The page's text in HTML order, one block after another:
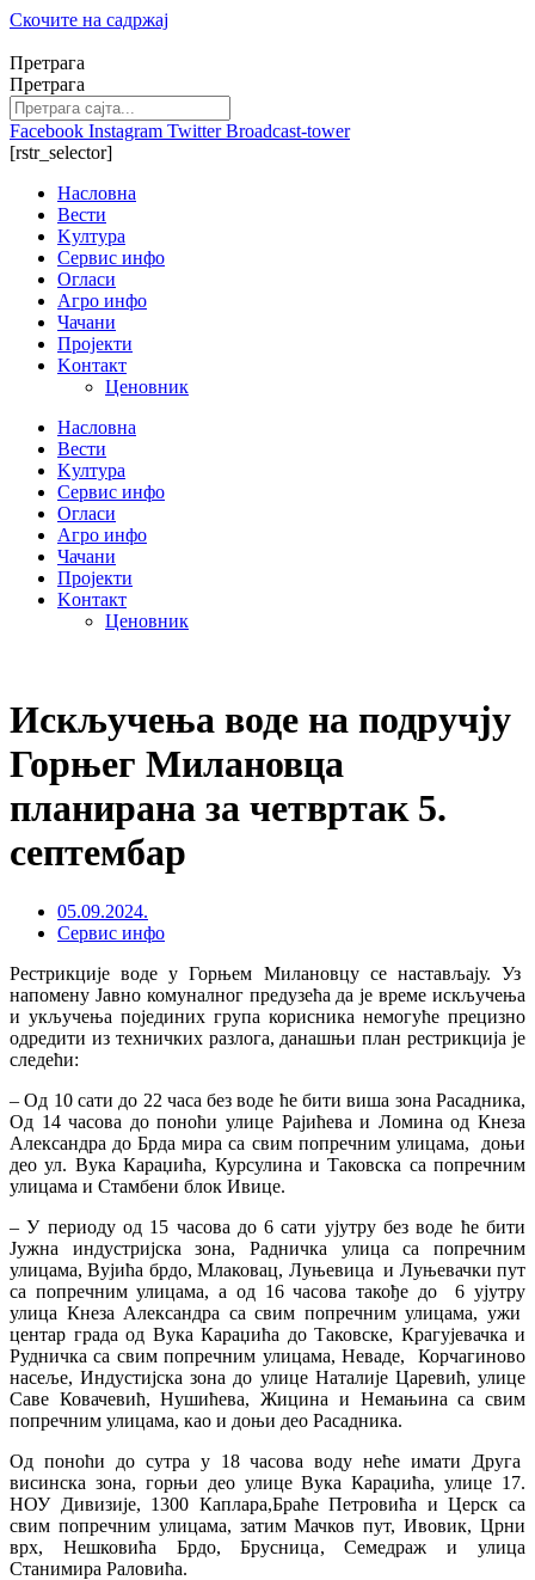
Скочите на садржај
Претрага
Претрага
Facebook Instagram Twitter Broadcast-tower
[rstr_selector]
Насловна
Вести
Kултура
Сервис инфо
Огласи
Агро инфо
Чачани
Пројекти
Kонтакт
Ценовник
Насловна
Вести
Kултура
Сервис инфо
Огласи
Агро инфо
Чачани
Пројекти
Kонтакт
Ценовник
Искључења воде на подручју
Горњег Милановца
планирана за четвртак 5.
септембар
05.09.2024.
Сервис инфо
Рестрикције воде у Горњем Милановцу се настављају. Уз
напомену Јавно комуналног предузећа да је време искључења
и укључења појединих група корисника немогуће прецизно
одредити из техничких разлога, данашњи план рестрикција је
следећи:
– Од 10 сати до 22 часа без воде ће бити виша зона Расадника,
Од 14 часова до поноћи улице Рајићева и Ломина од Кнеза
Александра до Брда мира са свим попречним улицама, доњи
део ул. Вука Караџића, Курсулина и Таковска са попречним
улицама и Стамбени блок Ивице.
– У периоду од 15 часова до 6 сати ујутру без воде ће бити
Јужна индустријска зона, Радничка улица са попречним
улицама, Вујића брдо, Млаковац, Луњевица и Луњевачки пут
са попречним улицама, а од 16 часова такође до 6 ујутру
улица Кнеза Александра са свим попречним улицама, ужи
центар града од Вука Караџића до Таковске, Крагујевачка и
Рудничка са свим попречним улицама, Неваде, Корчагиново
насеље, Индустијска зона до улице Наталије Царевић, улице
Саве Ковачевић, Нушићева, Жицина и Немањина са свим
попречним улицама, као и доњи део Расадника.
Од поноћи до сутра у 18 часова воду неће имати Друга
висинска зона, горњи део улице Вука Караџића, улице 17.
НОУ Дивизије, 1300 Каплара,Браће Петровића и Церск са
свим попречним улицама, затим Мачков пут, Ивовик, Црни
врх, Нешковића Брдо, Брусница, Семедраж и улица
Станимира Раловића.